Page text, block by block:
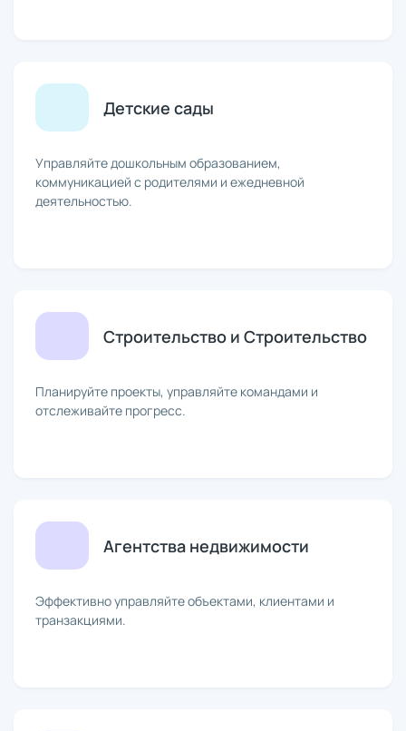
Детские сады
Управляйте дошкольным образованием,
коммуникацией с родителями и ежедневной
деятельностью.
Строительство и Строительство
Планируйте проекты, управляйте командами и
отслеживайте прогресс.
Агентства недвижимости
Эффективно управляйте объектами, клиентами и
транзакциями.